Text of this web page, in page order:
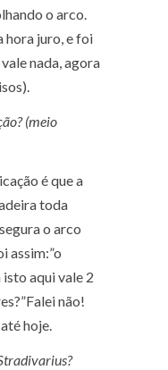
o arco.
hora juro, e foi
nada, agora
(meio
é que a
toda
o arco
assim:”o
aqui vale 2
não!
hoje.